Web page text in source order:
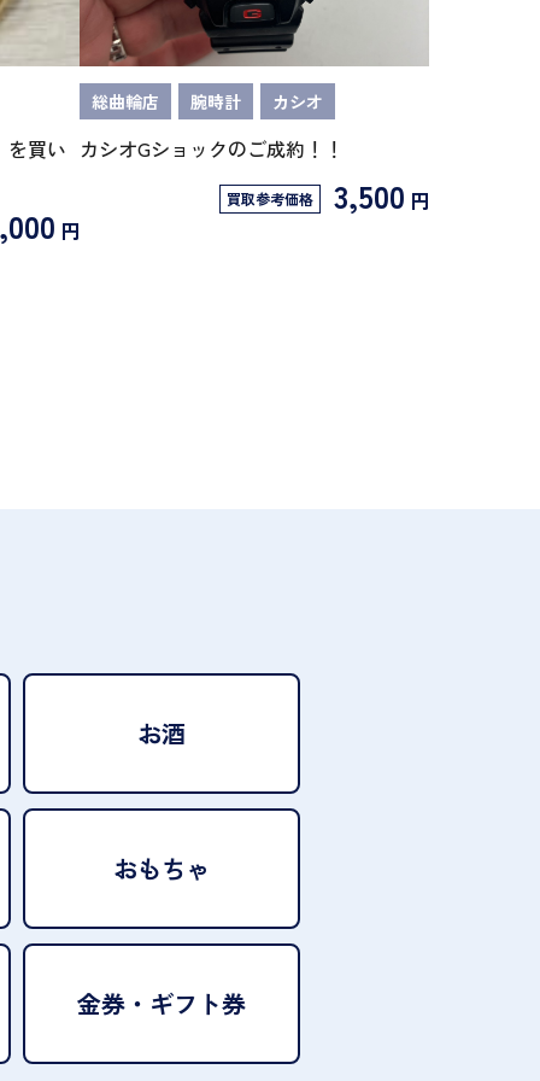
を買い
円
総曲輪店 腕時計 カシオ
カシオGショックのご成約！！
買取参考価格 3,500 円
お酒
おもちゃ
金券・ギフト券